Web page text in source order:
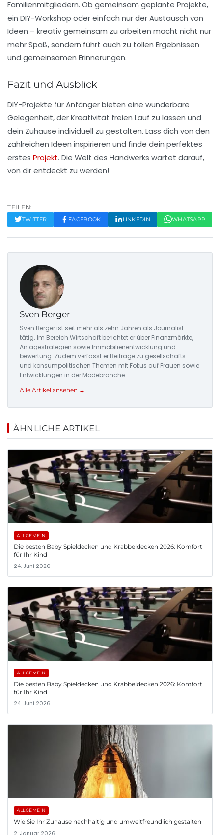
Familienmitgliedern. Ob gemeinsam geplante Projekte,
ein DIY-Workshop oder einfach nur der Austausch von
Ideen – kreativ gemeinsam zu arbeiten macht nicht nur
mehr Spaß, sondern führt auch zu tollen Ergebnissen
und gemeinsamen Erinnerungen.
Fazit und Ausblick
DIY-Projekte fürAnfängerbieten eine wunderbare
Gelegenheit, der Kreativität freien Lauf zu lassen und
dein Zuhause individuell zu gestalten. Lass dich von den
zahlreichen Ideen inspirieren und finde dein perfektes
erstes Projekt. Die Welt des Handwerks wartet darauf,
von dir entdeckt zu werden!
TEILEN:
TWITTER FACEBOOK LINKEDIN WHATSAPP
Sven Berger
Sven Berger ist seit mehr als zehn Jahren als Journalist
tätig. Im Bereich Wirtschaft berichtet er über Finanzmärkte,
Anlagestrategien sowie Immobilienentwicklung und -
bewertung. Zudem verfasst er Beiträge zu gesellschafts-
und konsumpolitischen Themen mit Fokus auf Frauen sowie
Entwicklungen in der Modebranche.
Alle Artikel ansehen →
ÄHNLICHE ARTIKEL
ALLGEMEIN
Die besten Baby Spieldecken und Krabbeldecken 2026: Komfort
für Ihr Kind
24. Juni 2026
ALLGEMEIN
Die besten Baby Spieldecken und Krabbeldecken 2026: Komfort
für Ihr Kind
24. Juni 2026
ALLGEMEIN
Wie Sie Ihr Zuhause nachhaltig und umweltfreundlich gestalten
2. Januar 2026